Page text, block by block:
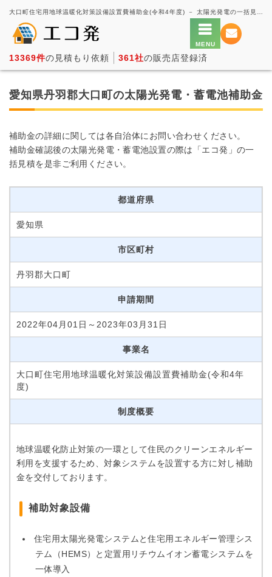
13369件の見積もり依頼 361社の販売店登録済
愛知県丹羽郡大口町の太陽光発電・蓄電池補助金
補助金の詳細に関しては各自治体にお問い合わせください。
補助金確認後の太陽光発電・蓄電池設置の際は「エコ発」の一
括見積を是非ご利用ください。
都道府県
愛知県
市区町村
丹羽郡大口町
申請期間
2022年04月01日～2023年03月31日
事業名
大口町住宅用地球温暖化対策設備設置費補助金(令和4年
度)
制度概要
地球温暖化防止対策の一環として住民のクリーンエネルギー
利用を支援するため、対象システムを設置する方に対し補助
金を交付しております。
補助対象設備
住宅用太陽光発電システムと住宅用エネルギー管理シス
テム（HEMS）と定置用リチウムイオン蓄電システムを
一体導入